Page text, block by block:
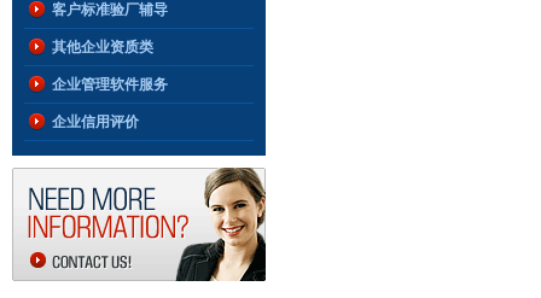
客户标准验厂辅导
其他企业资质类
企业管理软件服务
企业信用评价